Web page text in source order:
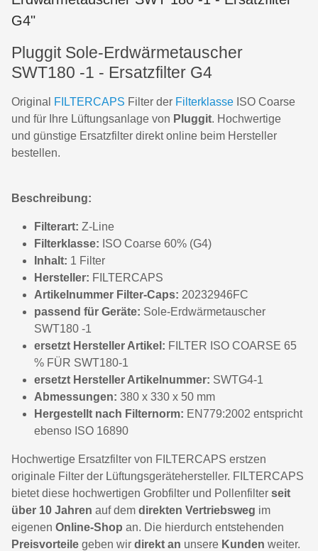
G4"
Pluggit Sole-Erdwärmetauscher
SWT180 -1 - Ersatzfilter G4
Original FILTERCAPS Filter der Filterklasse ISO Coarse
und für Ihre Lüftungsanlage von Pluggit. Hochwertige
und günstige Ersatzfilter direkt online beim Hersteller
bestellen.
Beschreibung:
Filterart: Z-Line
Filterklasse: ISO Coarse 60% (G4)
Inhalt: 1 Filter
Hersteller: FILTERCAPS
Artikelnummer Filter-Caps: 20232946FC
passend für Geräte: Sole-Erdwärmetauscher
SWT180 -1
ersetzt Hersteller Artikel: FILTER ISO COARSE 65
% FÜR SWT180-1
ersetzt Hersteller Artikelnummer: SWTG4-1
Abmessungen: 380 x 330 x 50 mm
Hergestellt nach Filternorm: EN779:2002 entspricht
ebenso ISO 16890
Hochwertige Ersatzfilter von FILTERCAPS erstzen
originale Filter der Lüftungsgerätehersteller. FILTERCAPS
bietet diese hochwertigen Grobfilter und Pollenfilter seit
über 10 Jahren auf dem direkten Vertriebsweg im
eigenen Online-Shop an. Die hierdurch entstehenden
Preisvorteile geben wir direkt an unsere Kunden weiter.